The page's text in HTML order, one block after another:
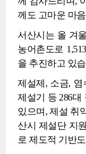
께도 고마운 마
서산시는 올 겨
농어촌도로
을 추진하고 있
제설제, 소금, 염
제설기 등 286대
있으며, 제설 취
산시 제설단 지
로 제도적 기반